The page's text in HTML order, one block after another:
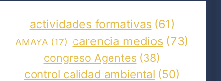
actividades formativas (61)
AMAYA (17) carencia medios (73)
congreso Agentes (38)
control calidad ambiental (50)